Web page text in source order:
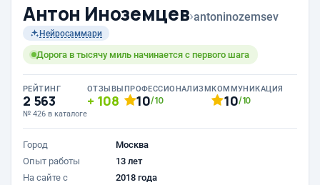
Антон Иноземцев›antoninozemsev
Нейросаммари
Дорога в тысячу миль начинается с первого шага
РЕЙТИНГ
2 563
№ 426 в каталоге
ОТЗЫВЫ
108
ПРОФЕССИОНАЛИЗМ
10/10
КОММУНИКАЦИЯ
10/10
Город
Москва
Опыт работы
13 лет
На сайте с
2018 года